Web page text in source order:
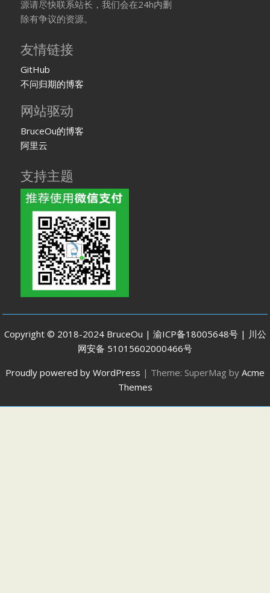
源请尽快联系站长，我们会在24h内删
除有争议的资源。
友情链接
GitHub
不问归期的博客
网站驱动
BruceOu的博客
阿里云
支持主题
Copyright © 2018-2024 BruceOu | 渝ICP备18005648号 | 川公
网安备 51015602000466号
Proudly powered by WordPress | Theme: SuperMag by Acme
Themes